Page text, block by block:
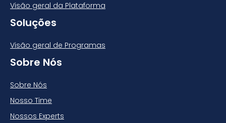
Visão geral da Plataforma
Soluções
Visão geral de Programas
Sobre Nós
Sobre Nós
Nosso Time
Nossos Experts